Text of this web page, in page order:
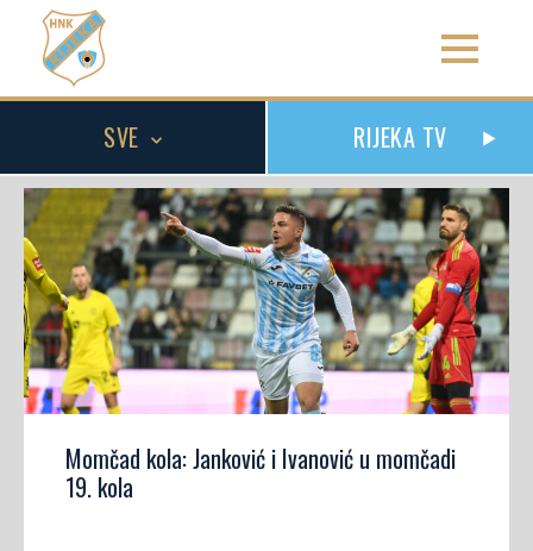
SVE RIJEKA TV
Momčad kola: Janković i Ivanović u momčadi
19. kola